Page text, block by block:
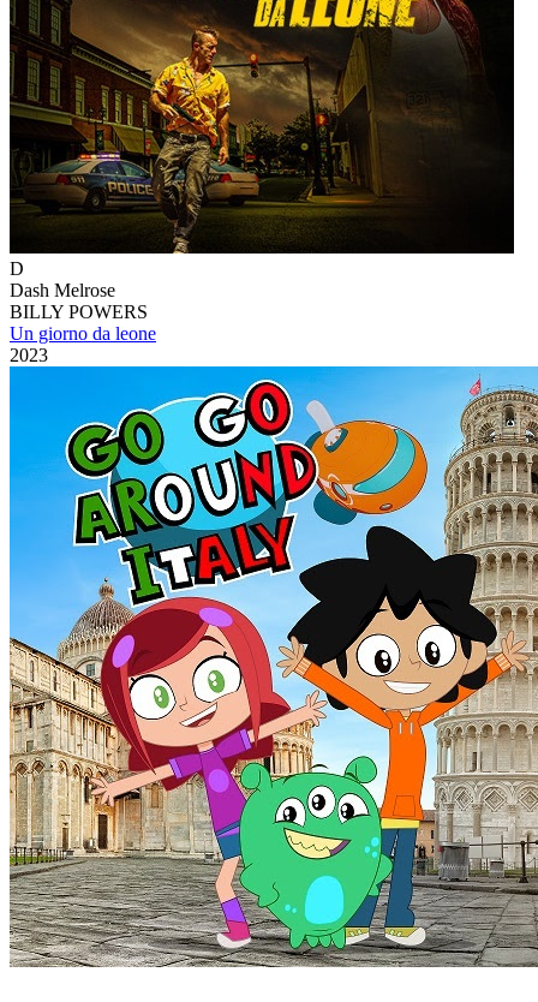
D
Dash Melrose
BILLY POWERS
Un giorno da leone
2023